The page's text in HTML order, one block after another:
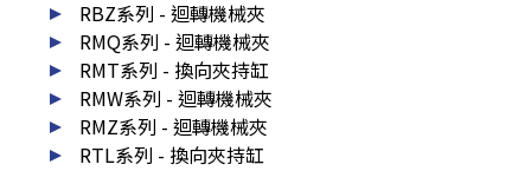
RBZ系列 - 迴轉機械夾
RMQ系列 - 迴轉機械夾
RMT系列 - 換向夾持缸
RMW系列 - 迴轉機械夾
RMZ系列 - 迴轉機械夾
RTL系列 - 換向夾持缸